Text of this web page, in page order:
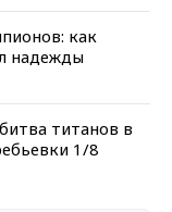
как
надежды
титанов в
1/8